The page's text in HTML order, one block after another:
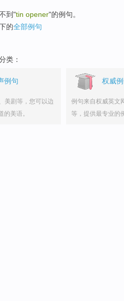
到"tin opener"的例句。
的全部例句
类：
例句
美剧等，您可以边
的美语。
权威
例句来自权威英文
等，提供最专业的